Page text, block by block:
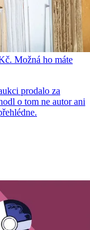
Možná ho máte
prodalo za
o tom ne autor ani